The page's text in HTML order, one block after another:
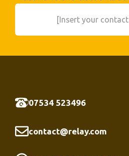
[Insert your
07534 523496
contact@relay.com